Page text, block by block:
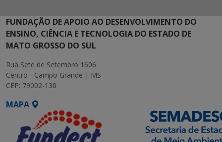
FUNDAÇÃO DE APOIO AO DESENVOLVIMENTO DO
ENSINO, CIÊNCIA E TECNOLOGIA DO ESTADO DE
MATO GROSSO DO SUL
Rua Sete de Setembro 1606
Centro - Campo Grande | MS
CEP: 79002-130
MAPA